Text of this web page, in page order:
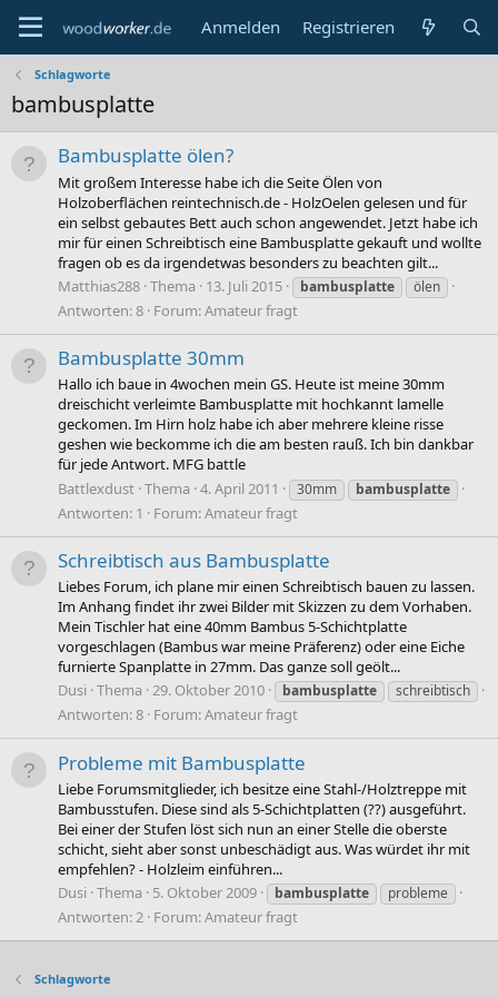
Anmelden Registrieren
Schlagworte
bambusplatte
Bambusplatte ölen?
Mit großem Interesse habe ich die Seite Ölen von
Holzoberflächen reintechnisch.de - HolzOelen gelesen und für
ein selbst gebautes Bett auch schon angewendet. Jetzt habe ich
mir für einen Schreibtisch eine Bambusplatte gekauft und wollte
fragen ob es da irgendetwas besonders zu beachten gilt...
Matthias288 Thema 13. Juli 2015 bambusplatte ölen
Antworten: 8 Forum:Amateur fragt
Bambusplatte 30mm
Hallo ich baue in 4wochen mein GS. Heute ist meine 30mm
dreischicht verleimte Bambusplatte mit hochkannt lamelle
geckomen. Im Hirn holz habe ich aber mehrere kleine risse
geshen wie beckomme ich die am besten rauß. Ich bin dankbar
für jede Antwort. MFG battle
Battlexdust Thema 4. April 2011 30mm bambusplatte
Antworten: 1 Forum:Amateur fragt
Schreibtisch aus Bambusplatte
Liebes Forum, ich plane mir einen Schreibtisch bauen zu lassen.
Im Anhang findet ihr zwei Bilder mit Skizzen zu dem Vorhaben.
Mein Tischler hat eine 40mm Bambus 5-Schichtplatte
vorgeschlagen (Bambus war meine Präferenz) oder eine Eiche
furnierte Spanplatte in 27mm. Das ganze soll geölt...
Dusi Thema 29. Oktober 2010 bambusplatte schreibtisch
Antworten: 8 Forum:Amateur fragt
Probleme mit Bambusplatte
Liebe Forumsmitglieder, ich besitze eine Stahl-/Holztreppe mit
Bambusstufen. Diese sind als 5-Schichtplatten (??) ausgeführt.
Bei einer der Stufen löst sich nun an einer Stelle die oberste
schicht, sieht aber sonst unbeschädigt aus. Was würdet ihr mit
empfehlen? - Holzleim einführen...
Dusi Thema 5. Oktober 2009 bambusplatte probleme
Antworten: 2 Forum:Amateur fragt
Schlagworte